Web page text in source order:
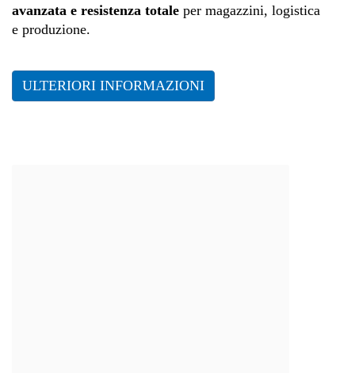
avanzata e resistenza totale per magazzini, logistica
e produzione.
ULTERIORI INFORMAZIONI